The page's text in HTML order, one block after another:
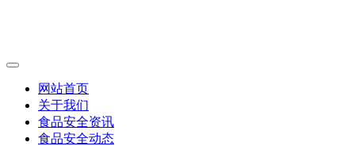
网站首页
关于我们
食品安全资讯
食品安全动态